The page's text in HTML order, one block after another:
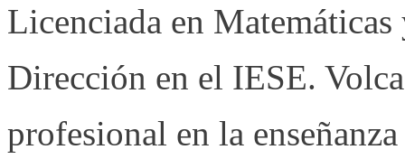
Licenciada en
Dirección en el IESE.
profesional en la